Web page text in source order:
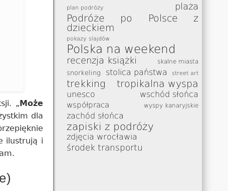
„ Może
dla
ilustrują i
plan podróży
plaża
Podróże po Polsce z
dzieckiem
pokazy slajdów
Polska na weekend
recenzja książki skalne miasta
snorkeling stolica państwa street art
trekking tropikalna wyspa
unesco wschód słońca
współpraca wyspy kanaryjskie
zachód słońca
zapiski z podróży
zdjęcia wrocławia
środek transportu